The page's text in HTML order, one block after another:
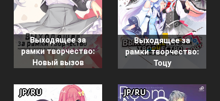
Выходящее за
рамки творчество:
Новый вызов
Выходящее за
рамки творчество:
Тоцу
JP/RU JP/RU